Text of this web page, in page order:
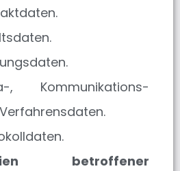
, Kommunikations-
betroffener